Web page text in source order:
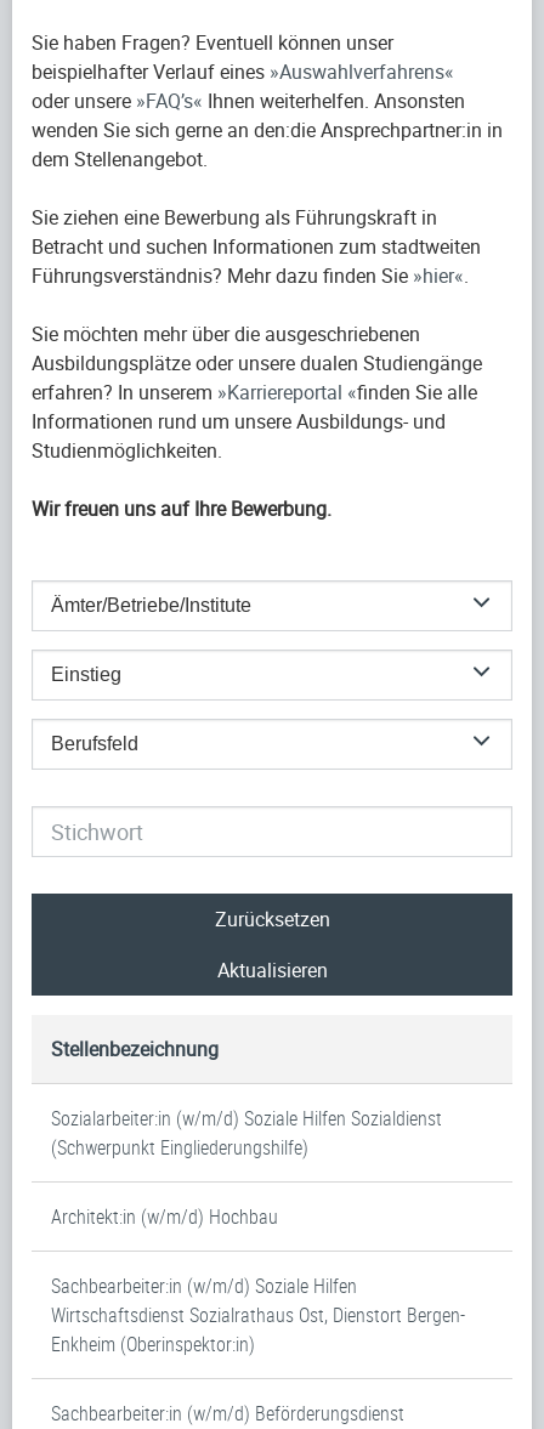
Sie haben Fragen? Eventuell können unser
beispielhafter Verlauf eines Auswahlverfahrens
oder unsere FAQ’s Ihnen weiterhelfen. Ansonsten
wenden Sie sich gerne an den:die Ansprechpartner:in in
dem Stellenangebot.
Sie ziehen eine Bewerbung als Führungskraft in
Betracht und suchen Informationen zum stadtweiten
Führungsverständnis? Mehr dazu finden Sie hier .
Sie möchten mehr über die ausgeschriebenen
Ausbildungsplätze oder unsere dualen Studiengänge
erfahren? In unserem
Karriereportal finden Sie alle
Informationen rund um unsere Ausbildungs- und
Studienmöglichkeiten.
Wir freuen uns auf Ihre Bewerbung.
Ämter/Betriebe/Institute
Einstieg
Berufsfeld
Zurücksetzen
Aktualisieren
Stellenbezeichnung
Sozialarbeiter:in (w/m/d) Soziale Hilfen Sozialdienst
(Schwerpunkt Eingliederungshilfe)
Architekt:in (w/m/d) Hochbau
Sachbearbeiter:in (w/m/d) Soziale Hilfen
Wirtschaftsdienst Sozialrathaus Ost, Dienstort Bergen-
Enkheim (Oberinspektor:in)
Sachbearbeiter:in (w/m/d) Beförderungsdienst